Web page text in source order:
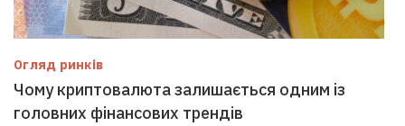
Огляд ринків
Чому криптовалюта залишається одним із
головних фінансових трендів